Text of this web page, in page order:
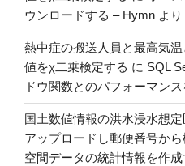
ウンロードする – Hymn より
熱中症の搬送人員と最高気
値をχ二乗検定する に SQL
ドウ関数とのパフォーマン
国土数値情報の洪水浸水想
アップロードし郵便番号から
空間データの統計情報を作